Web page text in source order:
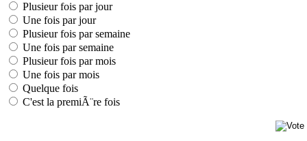
Plusieur fois par jour
Une fois par jour
Plusieur fois par semaine
Une fois par semaine
Plusieur fois par mois
Une fois par mois
Quelque fois
C'est la premiÃ¨re fois